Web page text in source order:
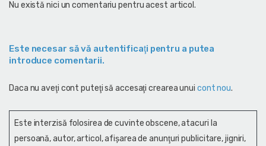
Nu există nici un comentariu pentru acest articol.
Este necesar să vă autentificaţi pentru a putea
introduce comentarii.
Daca nu aveţi cont puteţi să accesaţi crearea unui cont nou.
Este interzisă folosirea de cuvinte obscene, atacuri la
persoană, autor, articol, afişarea de anunţuri publicitare, jigniri,